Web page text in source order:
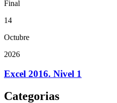
Final
14
Octubre
2026
Excel 2016. Nivel 1
Categorias